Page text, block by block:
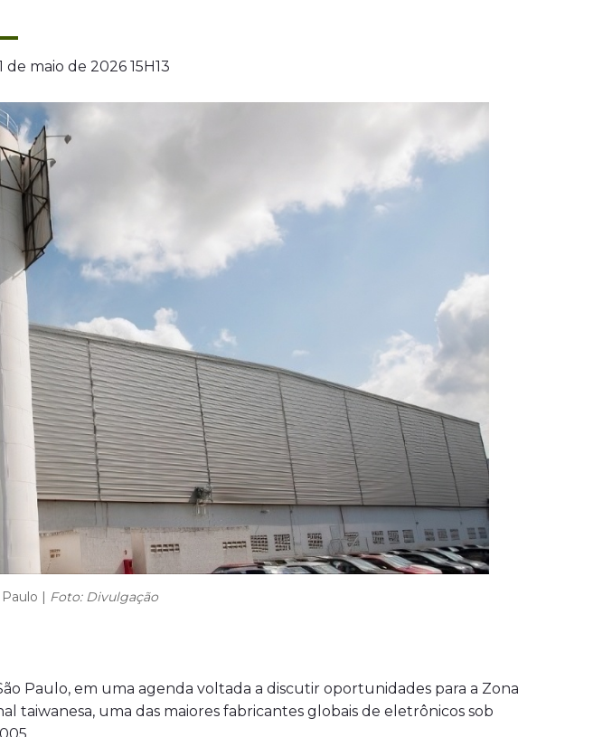
de maio de 2026 15H13
| Foto: Divulgação
Paulo, em uma agenda voltada a discutir oportunidades para a Zona
taiwanesa, uma das maiores fabricantes globais de eletrônicos sob